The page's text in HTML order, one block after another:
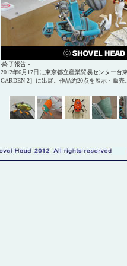
-終了報告 -
2012年6月17日に東京都立産業貿易センター台
GARDEN 2］に出展。作品約20点を展示・販売